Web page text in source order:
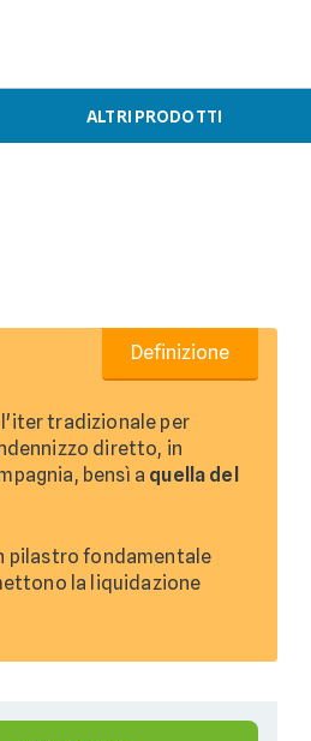
ALTRI PRODOTTI
tradizionale per
diretto, in
bensì a quella del
pilastro fondamentale
la liquidazione
Definizione